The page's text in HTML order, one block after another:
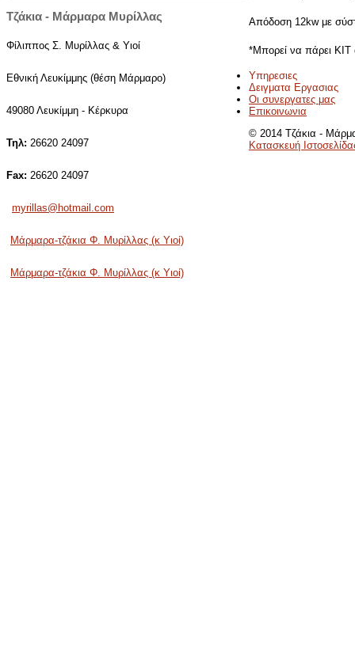
Τζάκια - Μάρμαρα Μυρίλλας
Φίλιππος Σ. Μυρίλλας & Υιοί
Εθνική Λευκίμμης (θέση Μάρμαρο)
49080 Λευκίμμη - Κέρκυρα
Τηλ: 26620 24097
Fax: 26620 24097
myrillas@hotmail.com
Μάρμαρα-τζάκια Φ. Μυρίλλας (κ Υιοί)
Μάρμαρα-τζάκια Φ. Μυρίλλας (κ Υιοί)
Απόδοση 12kw με
*Μπορεί να πάρει ΚΙΤ
Υπηρεσιες
Δειγματα Εργασιας
Οι συνεργατες μας
Επικοινωνια
© 2014 Τζάκια -
Κατασκευή